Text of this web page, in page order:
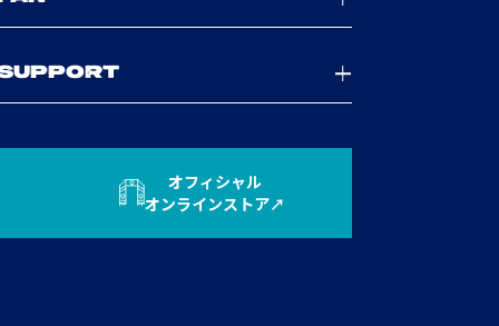
オフィシャル
オンラインストア